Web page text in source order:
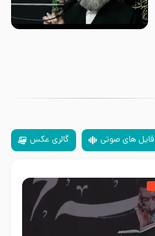
زیارتی که اسباب رزق زیاد و عمر
طولانی است حجت السلام حسین
فایل های صوتی گالری عکس